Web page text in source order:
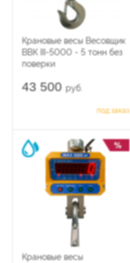
Крановые весы Весовщик
ВВК III-5000 - 5 тонн без
поверки
43 500 руб.
под заказ
Крановые весы